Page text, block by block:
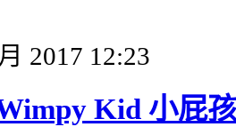
2017 12:23
Kid 小屁